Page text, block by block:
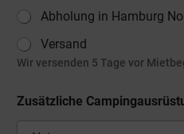
Abholung in Hamburg
Versand
Wir versenden 5 Tage vor
Zusätzliche